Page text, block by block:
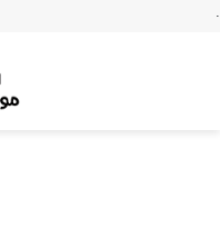
.